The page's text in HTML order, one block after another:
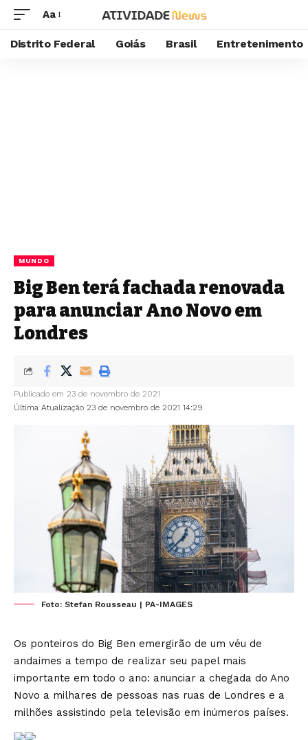
Aa
Distrito Federal Goiás Brasil Entretenimento
MUNDO
Big Ben terá fachada renovada
para anunciar Ano Novo em
Londres
Última Atualização 23 de novembro de 2021 14:29
Publicado em 23 de novembro de 2021
Foto: Stefan Rousseau | PA-IMAGES
Os ponteiros do Big Ben emergirão de um véu de
andaimes a tempo de realizar seu papel mais
importante em todo o ano: anunciar a chegada do Ano
Novo a milhares de pessoas nas ruas de Londres e a
milhões assistindo pela televisão em inúmeros países.